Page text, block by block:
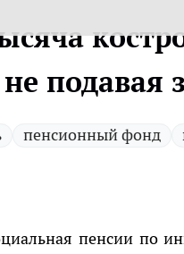
подавая
пенсионный фонд
пенсии по